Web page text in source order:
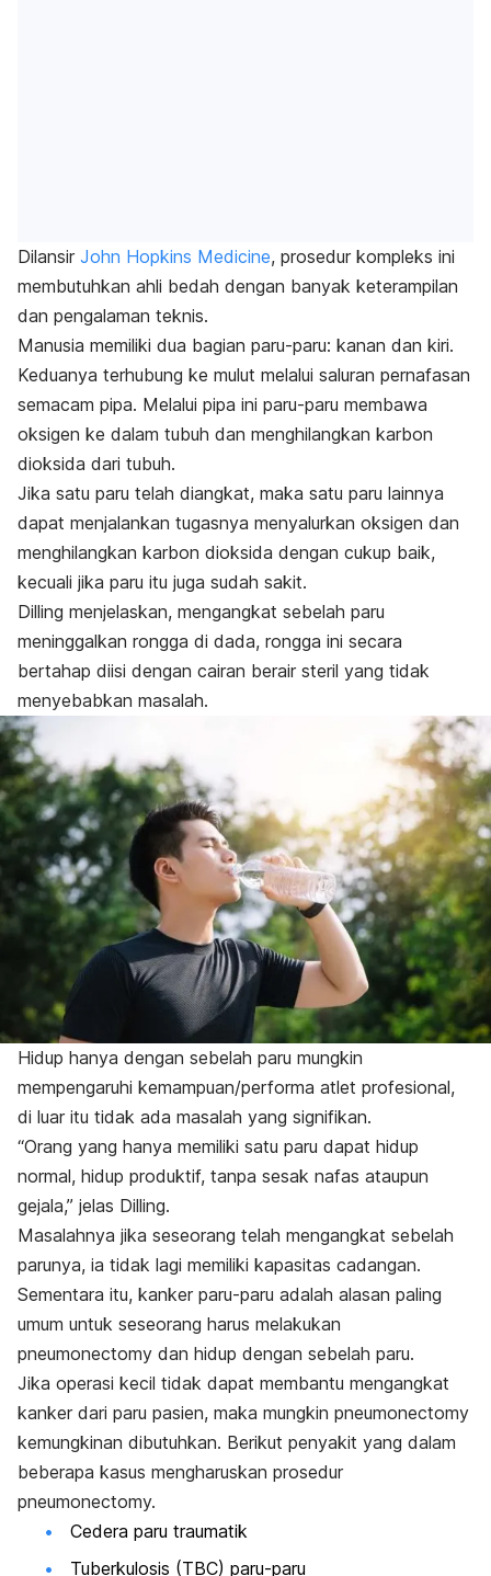
Dilansir John Hopkins Medicine, prosedur kompleks ini
membutuhkan ahli bedah dengan banyak keterampilan
dan pengalaman teknis.
Manusia memiliki dua bagian paru-paru: kanan dan kiri.
Keduanya terhubung ke mulut melalui saluran pernafasan
semacam pipa. Melalui pipa ini paru-paru membawa
oksigen ke dalam tubuh dan menghilangkan karbon
dioksida dari tubuh.
Jika satu paru telah diangkat, maka satu paru lainnya
dapat menjalankan tugasnya menyalurkan oksigen dan
menghilangkan karbon dioksida dengan cukup baik,
kecuali jika paru itu juga sudah sakit.
Dilling menjelaskan, mengangkat sebelah paru
meninggalkan rongga di dada, rongga ini secara
bertahap diisi dengan cairan berair steril yang tidak
menyebabkan masalah.
Hidup hanya dengan sebelah paru mungkin
mempengaruhi kemampuan/performa atlet profesional,
di luar itu tidak ada masalah yang signifikan.
“Orang yang hanya memiliki satu paru dapat hidup
normal, hidup produktif, tanpa sesak nafas ataupun
gejala,” jelas Dilling.
Masalahnya jika seseorang telah mengangkat sebelah
parunya, ia tidak lagi memiliki kapasitas cadangan.
Sementara itu, kanker paru-paru adalah alasan paling
umum untuk seseorang harus melakukan
pneumonectomy dan hidup dengan sebelah paru.
Jika operasi kecil tidak dapat membantu mengangkat
kanker dari paru pasien, maka mungkin pneumonectomy
kemungkinan dibutuhkan. Berikut penyakit yang dalam
beberapa kasus mengharuskan prosedur
pneumonectomy.
Cedera paru traumatik
Tuberkulosis (TBC) paru-paru